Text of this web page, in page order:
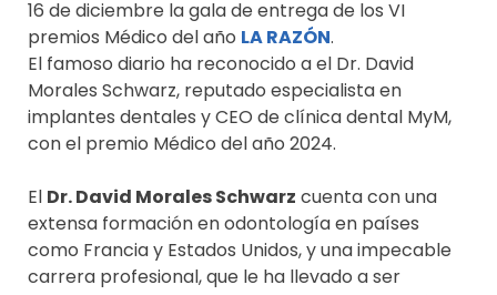
16 de diciembre la gala de entrega de los VI
premios Médico del año LA RAZÓN.
El famoso diario ha reconocido a el Dr. David
Morales Schwarz, reputado especialista en
implantes dentales y CEO de clínica dental MyM,
con el premio Médico del año 2024.
El Dr. David Morales Schwarz cuenta con una
extensa formación en odontología en países
como Francia y Estados Unidos, y una impecable
carrera profesional, que le ha llevado a ser